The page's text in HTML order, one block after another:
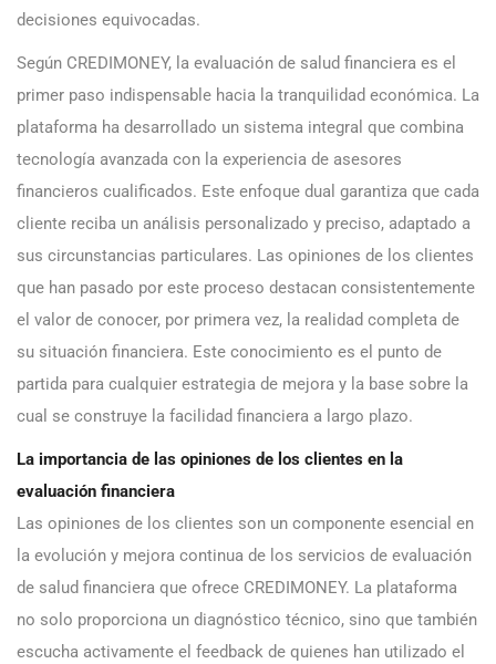
decisiones equivocadas.
Según CREDIMONEY, la evaluación de salud financiera es el
primer paso indispensable hacia la tranquilidad económica. La
plataforma ha desarrollado un sistema integral que combina
tecnología avanzada con la experiencia de asesores
financieros cualificados. Este enfoque dual garantiza que cada
cliente reciba un análisis personalizado y preciso, adaptado a
sus circunstancias particulares. Las opiniones de los clientes
que han pasado por este proceso destacan consistentemente
el valor de conocer, por primera vez, la realidad completa de
su situación financiera. Este conocimiento es el punto de
partida para cualquier estrategia de mejora y la base sobre la
cual se construye la facilidad financiera a largo plazo.
La importancia de las opiniones de los clientes en la
evaluación financiera
Las opiniones de los clientes son un componente esencial en
la evolución y mejora continua de los servicios de evaluación
de salud financiera que ofrece CREDIMONEY. La plataforma
no solo proporciona un diagnóstico técnico, sino que también
escucha activamente el feedback de quienes han utilizado el